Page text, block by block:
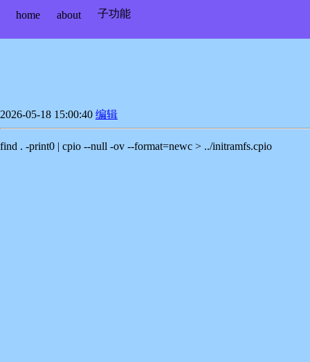
home about 子功能
2026-05-18 15:00:40 编辑
find . -print0 | cpio --null -ov --format=newc > ../initramfs.cpio